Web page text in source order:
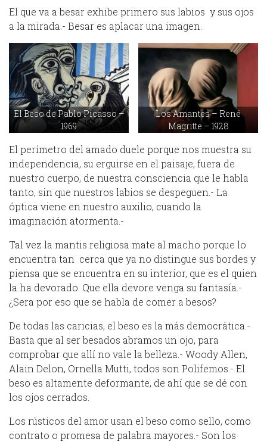
El que va a besar exhibe primero sus labios y sus ojos
a la mirada.- Besar es aplacar una imagen.
El Beso de Pablo Picasso –
1969
Los Amantes – René
Magritte – 1928
El perímetro del amado duele porque nos muestra su
independencia, su erguirse en el paisaje, fuera de
nuestro cuerpo, de nuestra consciencia que le habla
tanto, sin que nuestros labios se despeguen.- La
óptica viene en nuestro auxilio, cuando la
imaginación atormenta.-
Tal vez la mantis religiosa mate al macho porque lo
encuentra tan cerca que ya no distingue sus bordes y
piensa que se encuentra en su interior, que es el quien
la ha devorado. Que ella devore venga su fantasía.-
¿Sera por eso que se habla de comer a besos?
De todas las caricias, el beso es la más democrática.-
Basta que al ser besados abramos un ojo, para
comprobar que allí no vale la belleza.- Woody Allen,
Alain Delon, Ornella Mutti, todos son Polifemos.- El
beso es altamente deformante, de ahí que se dé con
los ojos cerrados.
Los rústicos del amor usan el beso como sello, como
contrato o promesa de palabra mayores.- Son los